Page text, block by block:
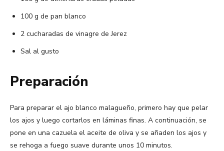
100 g de pan blanco
2 cucharadas de vinagre de Jerez
Sal al gusto
Preparación
Para preparar el ajo blanco malagueño, primero hay que pelar
los ajos y luego cortarlos en láminas finas. A continuación, se
pone en una cazuela el aceite de oliva y se añaden los ajos y
se rehoga a fuego suave durante unos 10 minutos.